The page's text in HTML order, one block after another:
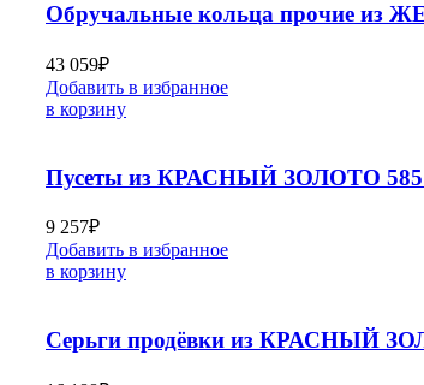
Обручальные кольца прочие из
43 059₽
Добавить в избранное
в корзину
Пусеты из КРАСНЫЙ ЗОЛОТО 585
9 257₽
Добавить в избранное
в корзину
Серьги продёвки из КРАСНЫЙ